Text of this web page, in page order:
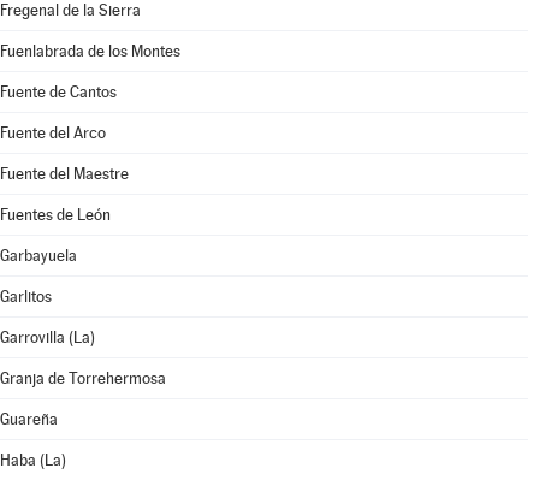
Fregenal de la Sierra
Fuenlabrada de los Montes
Fuente de Cantos
Fuente del Arco
Fuente del Maestre
Fuentes de León
Garbayuela
Garlitos
Garrovilla (La)
Granja de Torrehermosa
Guareña
Haba (La)